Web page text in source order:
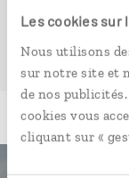
Les cookies sur
Nous utilisons
sur notre site et
de nos
cookies vous
cliquant sur «